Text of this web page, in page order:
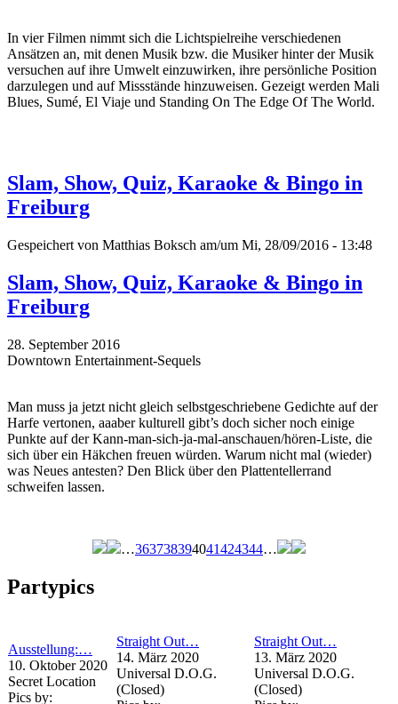
In vier Filmen nimmt sich die Lichtspielreihe verschiedenen
Ansätzen an, mit denen Musik bzw. die Musiker hinter der Musik
versuchen auf ihre Umwelt einzuwirken, ihre persönliche Position
darzulegen und auf Missstände hinzuweisen. Gezeigt werden Mali
Blues, Sumé, El Viaje und Standing On The Edge Of The World.
Slam, Show, Quiz, Karaoke & Bingo in
Freiburg
Gespeichert von Matthias Boksch am/um Mi, 28/09/2016 - 13:48
Slam, Show, Quiz, Karaoke & Bingo in
Freiburg
28. September 2016
Downtown Entertainment-Sequels
Man muss ja jetzt nicht gleich selbstgeschriebene Gedichte auf der
Harfe vertonen, aaaber kulturell gibt’s doch sicher noch einige
Punkte auf der Kann-man-sich-ja-mal-anschauen/hören-Liste, die
sich über ein Häkchen freuen würden. Warum nicht mal (wieder)
was Neues antesten? Den Blick über den Plattentellerrand
schweifen lassen.
…363738394041424344…
Partypics
Ausstellung:…
10. Oktober 2020
Secret Location
Pics by:
Straight Out…
14. März 2020
Universal D.O.G.
(Closed)
Straight Out…
13. März 2020
Universal D.O.G.
(Closed)